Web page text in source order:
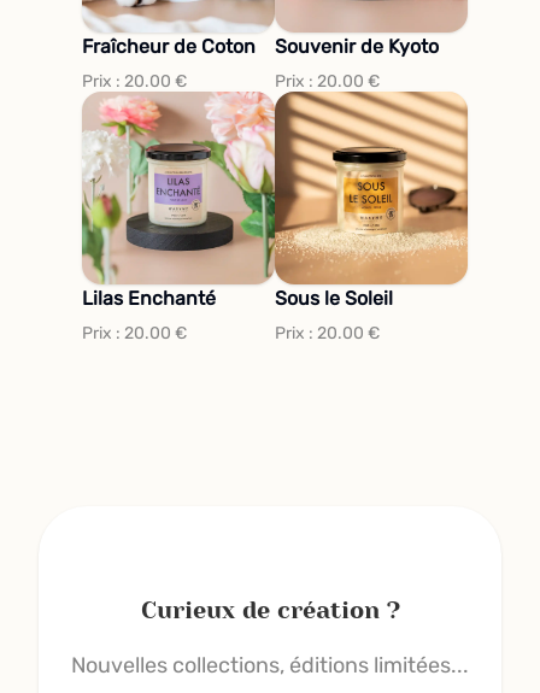
Fraîcheur de Coton
Prix : 20.00 €
Souvenir de Kyoto
Prix : 20.00 €
Lilas Enchanté
Prix : 20.00 €
Sous le Soleil
Prix : 20.00 €
Curieux de création ?
Nouvelles collections, éditions limitées...